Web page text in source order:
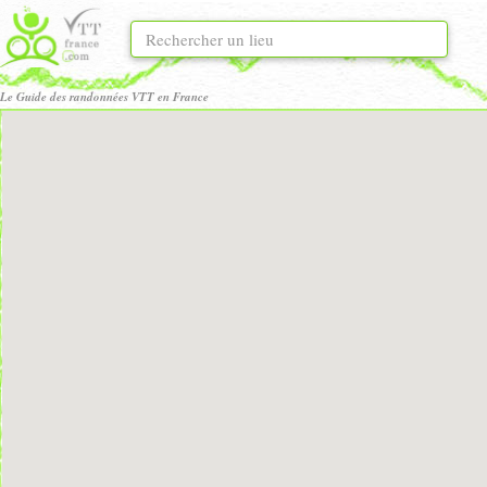
Le Guide des randonnées VTT en France